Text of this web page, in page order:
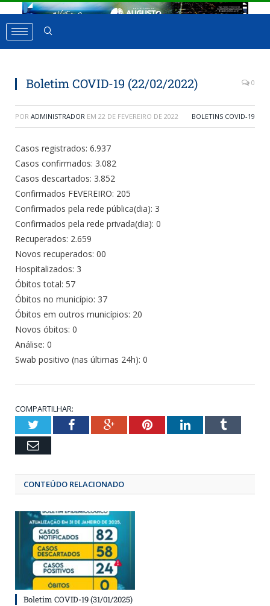
Boletim COVID-19 (22/02/2022) 0
POR ADMINISTRADOR EM 22 DE FEVEREIRO DE 2022 BOLETINS COVID-19
Casos registrados: 6.937
Casos confirmados: 3.082
Casos descartados: 3.852
Confirmados FEVEREIRO: 205
Confirmados pela rede pública(dia): 3
Confirmados pela rede privada(dia): 0
Recuperados: 2.659
Novos recuperados: 00
Hospitalizados: 3
Óbitos total: 57
Óbitos no município: 37
Óbitos em outros municípios: 20
Novos óbitos: 0
Análise: 0
Swab positivo (nas últimas 24h): 0
COMPARTILHAR:
TwitterFacebookGoogle+Pinterest
LinkedIn
Email
CONTEÚDO RELACIONADO
Boletim COVID-19 (31/01/2025)